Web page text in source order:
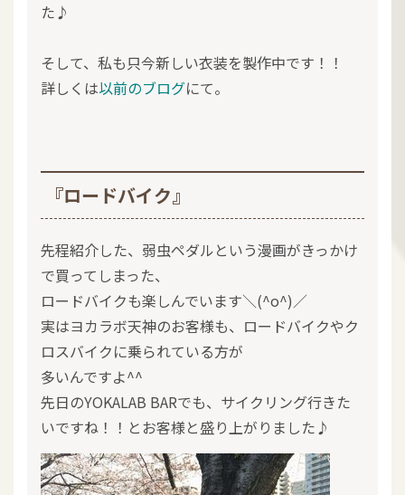
た♪
そして、私も只今新しい衣装を製作中です！！
詳しくは以前のブログにて。
『ロードバイク』
先程紹介した、弱虫ペダルという漫画がきっかけ
で買ってしまった、
ロードバイクも楽しんでいます＼(^o^)／
実はヨカラボ天神のお客様も、ロードバイクやク
ロスバイクに乗られている方が
多いんですよ^^
先日のYOKALAB BARでも、サイクリング行きた
いですね！！とお客様と盛り上がりました♪